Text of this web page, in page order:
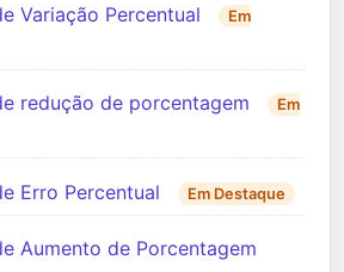
Variação Percentual
Em
redução de porcentagem
Em
Erro Percentual Em Destaque
Aumento de Porcentagem